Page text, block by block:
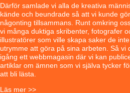
Därför samlade vi alla de kreativa
kände och beundrade så att vi kunde
någonting tillsammans. Runt omkring
vi många duktiga skribenter, fotografer
illustratörer som ville skapa saker de
utrymme att göra på sina arbeten. Så vi
igång ett webbmagasin där vi kan
artiklar om ämnen som vi själva tycker
att bli lästa.
Läs mer >>